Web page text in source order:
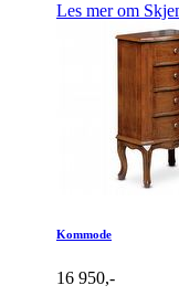
Les mer om
Kommode
16 950,-